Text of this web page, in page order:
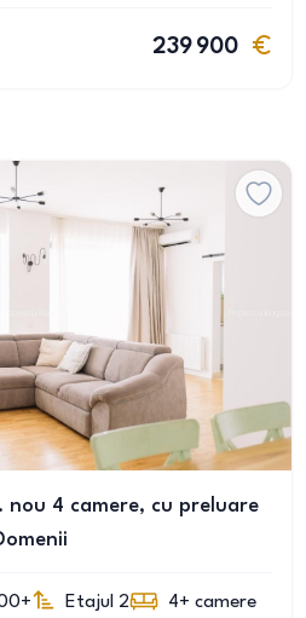
239 900
nou 4 camere, cu preluare
Etajul 2 4+ camere